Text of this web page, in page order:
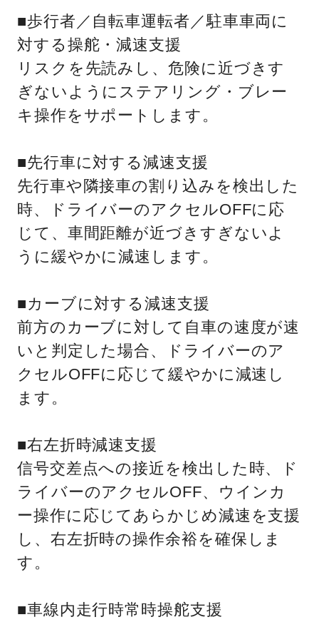
■歩行者／自転車運転者／駐車車両に
対する操舵・減速支援
リスクを先読みし、危険に近づきす
ぎないようにステアリング・ブレー
キ操作をサポートします。
■先行車に対する減速支援
先行車や隣接車の割り込みを検出した
時、ドライバーのアクセルOFFに応
じて、車間距離が近づきすぎないよ
うに緩やかに減速します。
■カーブに対する減速支援
前方のカーブに対して自車の速度が速
いと判定した場合、ドライバーのア
クセルOFFに応じて緩やかに減速し
ます。
■右左折時減速支援
信号交差点への接近を検出した時、ド
ライバーのアクセルOFF、ウインカ
ー操作に応じてあらかじめ減速を支援
し、右左折時の操作余裕を確保しま
す。
■車線内走行時常時操舵支援